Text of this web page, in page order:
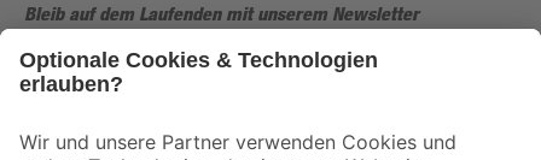
Bleib auf dem Laufenden mit unserem Newsletter
Der toom Newsletter: Keine Angebote und Aktionen mehr verpassen!